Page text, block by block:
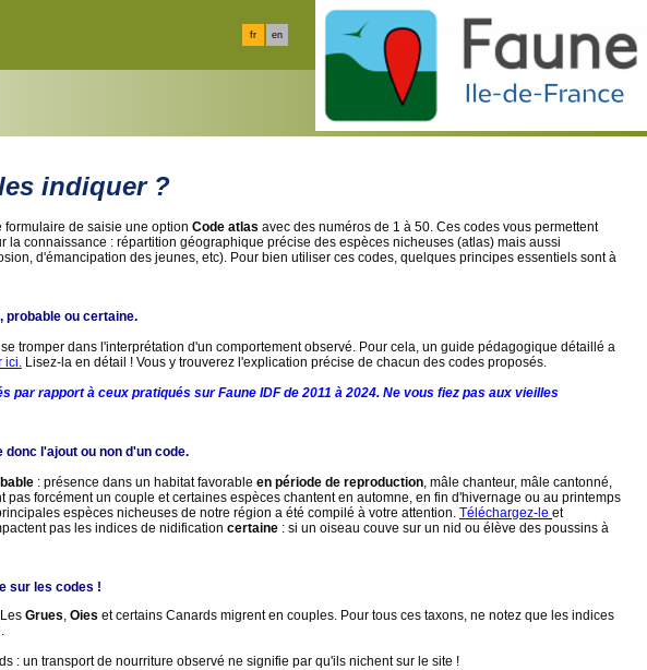
fr en
indiquer ?
de saisie une option Code atlas avec des numéros de 1 à 50. Ces codes vous permettent
connaissance : répartition géographique précise des espèces nicheuses (atlas) mais aussi
d'émancipation des jeunes, etc). Pour bien utiliser ces codes, quelques principes essentiels sont à
probable ou certaine.
tromper dans l'interprétation d'un comportement observé. Pour cela, un guide pédagogique détaillé a
ici. Lisez-la en détail ! Vous y trouverez l'explication précise de chacun des codes proposés.
rapport à ceux pratiqués sur Faune IDF de 2011 à 2024. Ne vous fiez pas aux vieilles
l'ajout ou non d'un code.
: présence dans un habitat favorable en période de reproduction, mâle chanteur, mâle cantonné,
forcément un couple et certaines espèces chantent en automne, en fin d'hivernage ou au printemps
espèces nicheuses de notre région a été compilé à votre attention. Téléchargez-le et
pas les indices de nidification certaine : si un oiseau couve sur un nid ou élève des poussins à
sur les codes !
Grues, Oies et certains Canards migrent en couples. Pour tous ces taxons, ne notez que les indices
: un transport de nourriture observé ne signifie par qu'ils nichent sur le site !